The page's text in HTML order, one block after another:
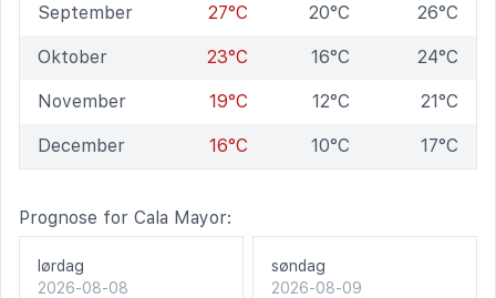
September 27°C 20°C 26°C
Oktober 23°C 16°C 24°C
November 19°C 12°C 21°C
December 16°C 10°C 17°C
Prognose for Cala Mayor:
lørdag
2026-08-08
søndag
2026-08-09